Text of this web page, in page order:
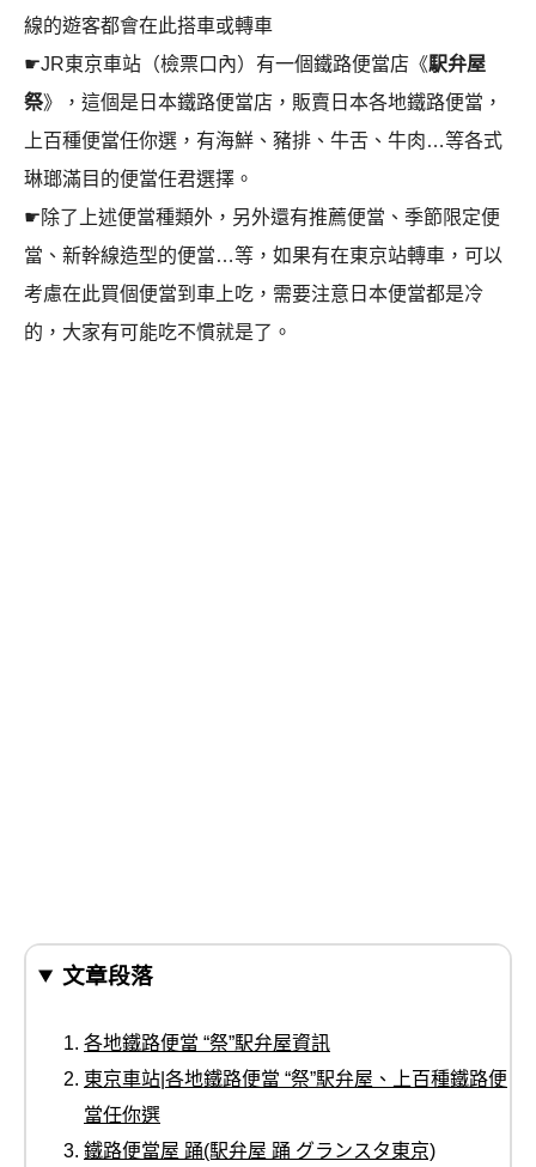
線的遊客都會在此搭車或轉車
☛JR東京車站（檢票口內）有一個鐵路便當店《駅弁屋
祭》，這個是日本鐵路便當店，販賣日本各地鐵路便當，
上百種便當任你選，有海鮮、豬排、牛舌、牛肉…等各式
琳瑯滿目的便當任君選擇。
☛除了上述便當種類外，另外還有推薦便當、季節限定便
當、新幹線造型的便當…等，如果有在東京站轉車，可以
考慮在此買個便當到車上吃，需要注意日本便當都是冷
的，大家有可能吃不慣就是了。
文章段落
各地鐵路便當 “祭”駅弁屋資訊
東京車站|各地鐵路便當 “祭”駅弁屋、上百種鐵路便
當任你選
鐵路便當屋 踊(駅弁屋 踊 グランスタ東京)